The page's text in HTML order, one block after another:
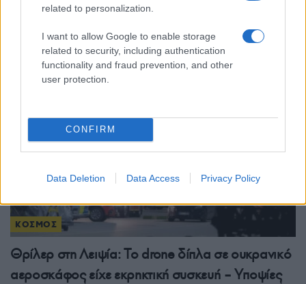
related to personalization.
I want to allow Google to enable storage
related to security, including authentication
functionality and fraud prevention, and other
user protection.
CONFIRM
Data Deletion Data Access Privacy Policy
με το PKK, αμνηστία στους πρώην μαχητές και
αναστολή ποινών
5/08/2026 - 4:30μμ
ΚΟΣΜΟΣ
Θρίλερ στη Λειψία: Το drone δίπλα σε ουκρανικό
αεροσκάφος είχε εκρηκτική συσκευή – Υποψίες